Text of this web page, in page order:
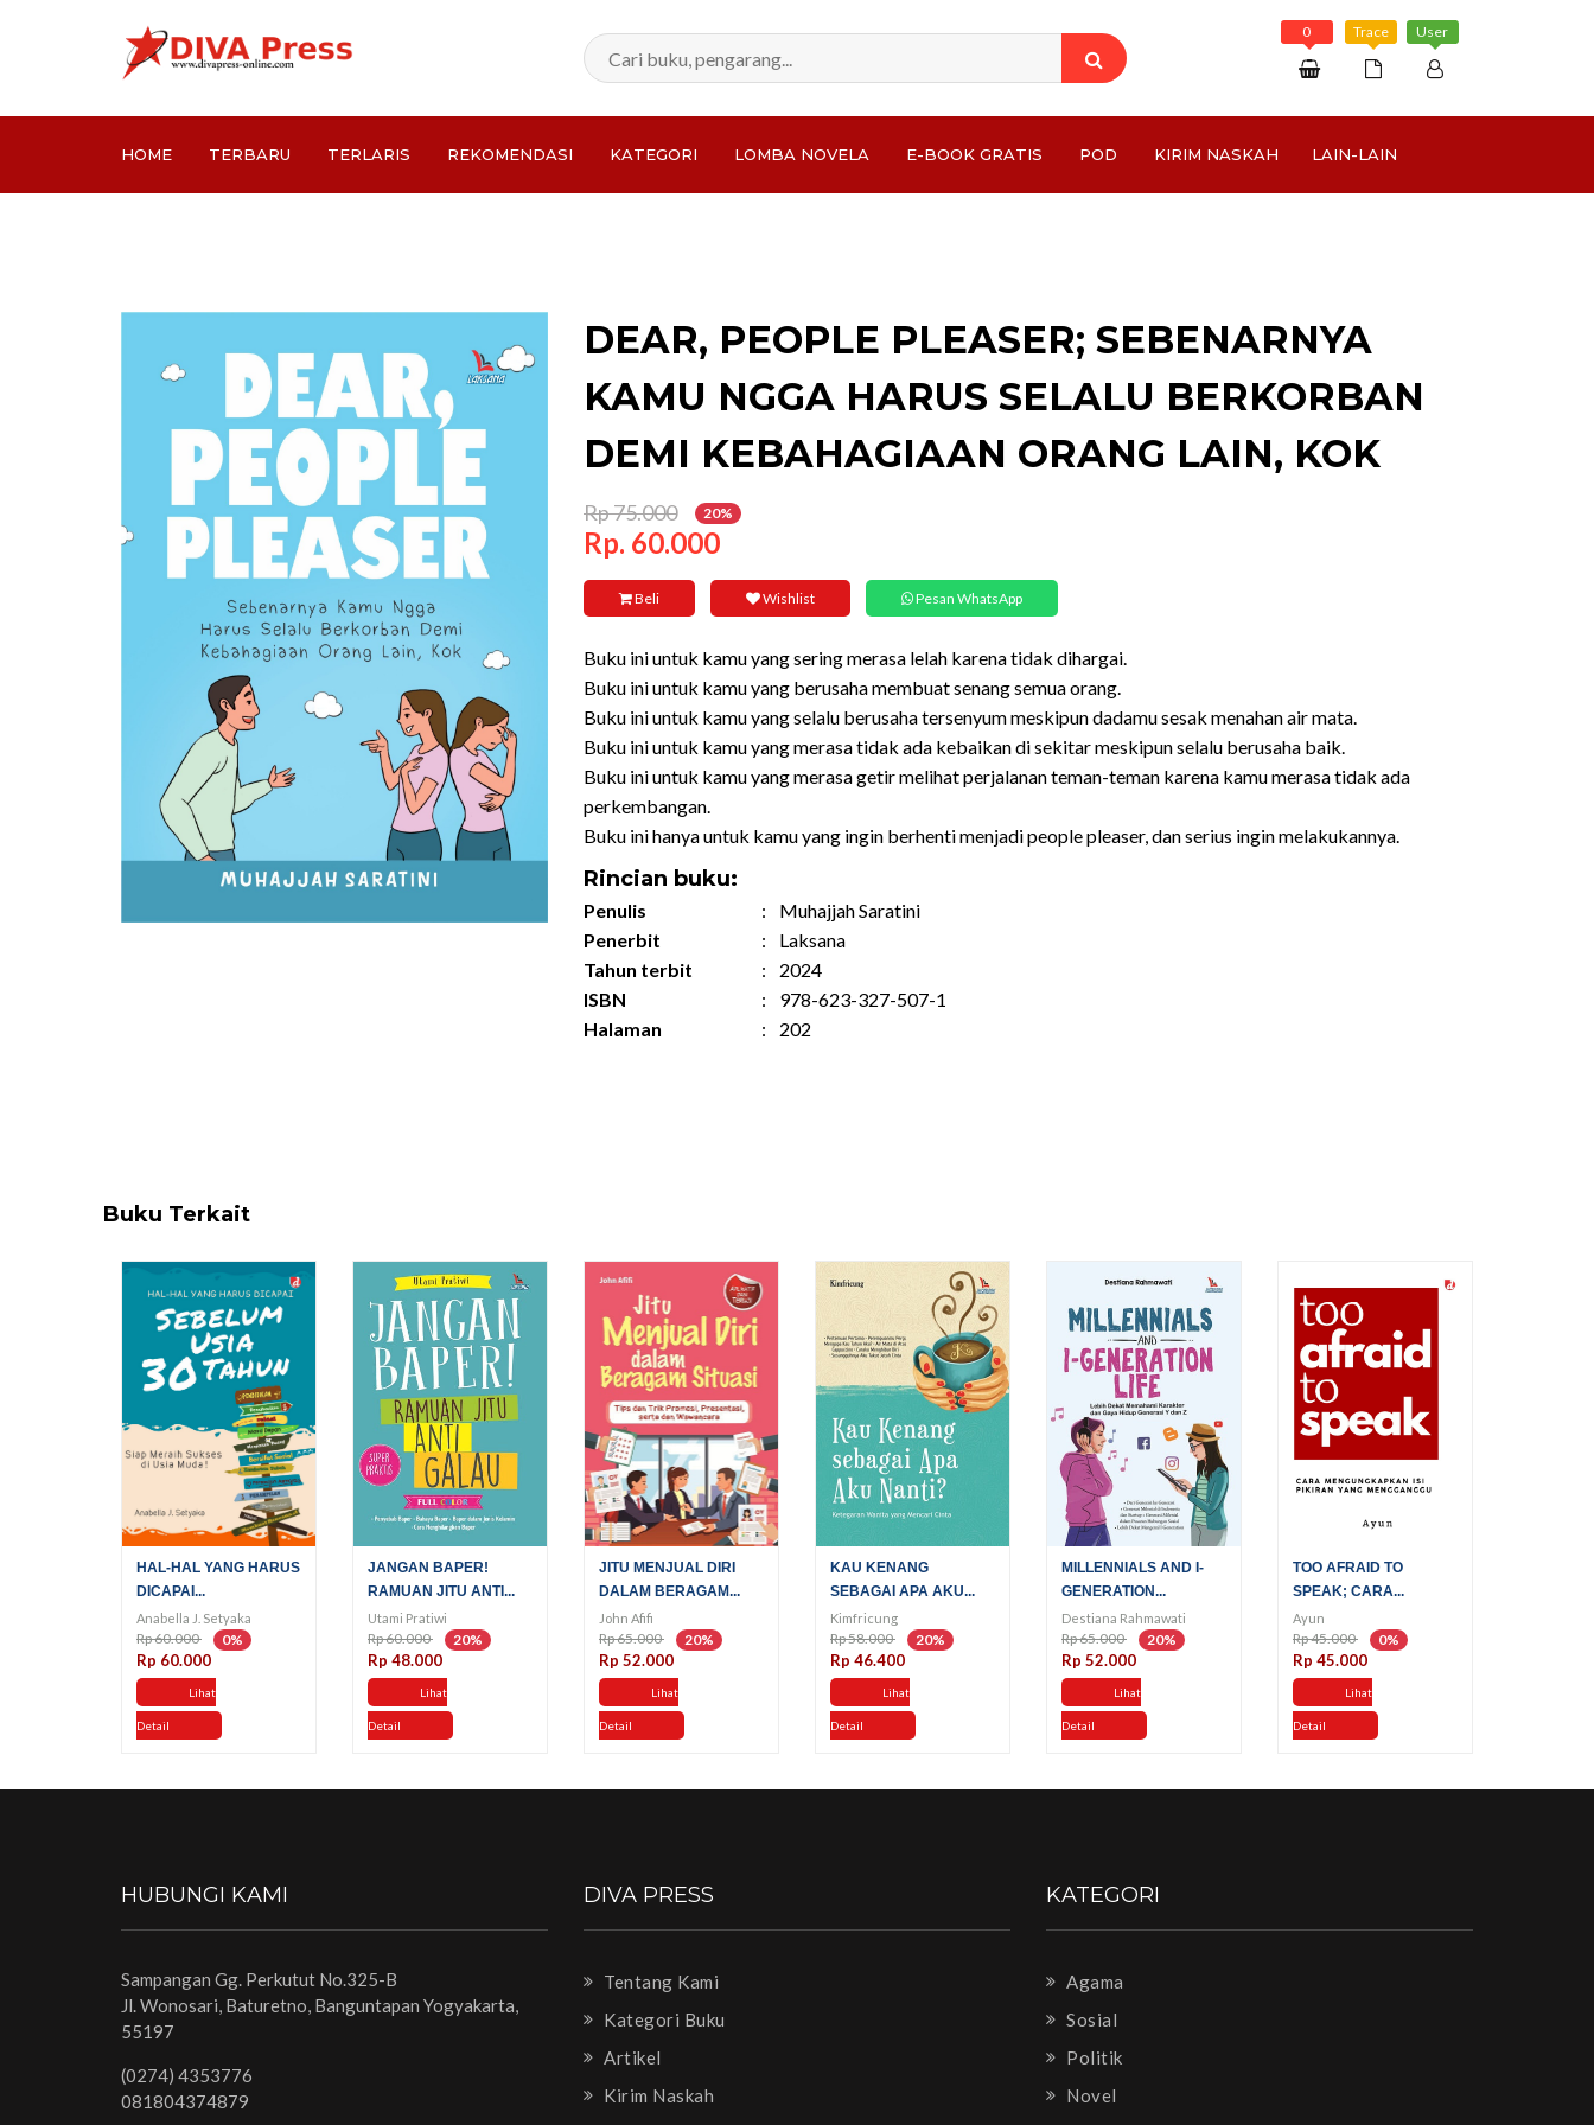
0 Trace User
Daftar
Masuk
HOME TERBARU TERLARIS REKOMENDASI KATEGORI LOMBA NOVELA E-BOOK GRATIS POD KIRIM NASKAH LAIN-LAIN
DEAR, PEOPLE PLEASER; SEBENARNYA
KAMU NGGA HARUS SELALU BERKORBAN
DEMI KEBAHAGIAAN ORANG LAIN, KOK
Rp 75.000 20%
Rp. 60.000
Beli Wishlist Pesan WhatsApp
Buku ini untuk kamu yang sering merasa lelah karena tidak dihargai.
Buku ini untuk kamu yang berusaha membuat senang semua orang.
Buku ini untuk kamu yang selalu berusaha tersenyum meskipun dadamu sesak menahan air mata.
Buku ini untuk kamu yang merasa tidak ada kebaikan di sekitar meskipun selalu berusaha baik.
Buku ini untuk kamu yang merasa getir melihat perjalanan teman-teman karena kamu merasa tidak ada
perkembangan.
Buku ini hanya untuk kamu yang ingin berhenti menjadi people pleaser, dan serius ingin melakukannya.
Rincian buku:
Penulis :
Muhajjah Saratini
Penerbit
:
Laksana
Tahun terbit
:
2024
ISBN
:
978-623-327-507-1
Halaman
: 202
Buku Terkait
HAL-HAL YANG HARUS
DICAPAI...
Anabella J. Setyaka
Rp 60.000 0%
Rp 60.000
Lihat
Detail
JANGAN BAPER!
RAMUAN JITU ANTI...
Utami Pratiwi
Rp 60.000 20%
Rp 48.000
Lihat
Detail
JITU MENJUAL DIRI
DALAM BERAGAM...
John Afifi
Rp 65.000 20%
Rp 52.000
Lihat
Detail
KAU KENANG
SEBAGAI APA AKU...
Kimfricung
Rp 58.000 20%
Rp 46.400
Lihat
Detail
MILLENNIALS AND I-
GENERATION...
Destiana Rahmawati
Rp 65.000 20%
Rp 52.000
Lihat
Detail
TOO AFRAID TO
SPEAK; CARA...
Ayun
Rp 45.000 0%
Rp 45.000
Lihat
Detail
HUBUNGI KAMI
Sampangan Gg. Perkutut No.325-B
Jl. Wonosari, Baturetno, Banguntapan Yogyakarta,
55197
(0274) 4353776
081804374879
DIVA PRESS
Tentang Kami
Kategori Buku
Artikel
Kirim Naskah
KATEGORI
Agama
Sosial
Politik
Novel